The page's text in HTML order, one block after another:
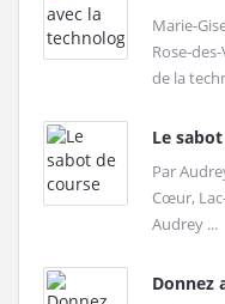
Marie-
Rose-
de la
Le
Par
Cœur,
Audrey ...
Donnez